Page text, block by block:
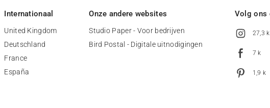
Internationaal
United Kingdom
Deutschland
France
España
Onze andere websites
Studio Paper - Voor bedrijven
Bird Postal - Digitale uitnodigingen
Volg ons
27,3 k
7 k
1,9 k